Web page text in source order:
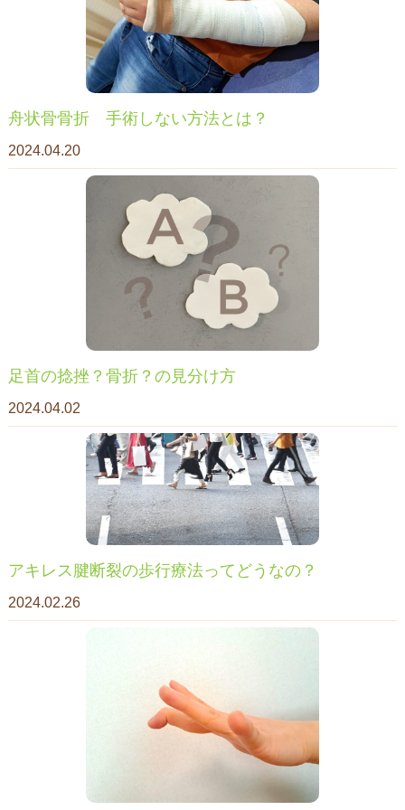
舟状骨骨折 手術しない方法とは？
2024.04.20
足首の捻挫？骨折？の見分け方
2024.04.02
アキレス腱断裂の歩行療法ってどうなの？
2024.02.26